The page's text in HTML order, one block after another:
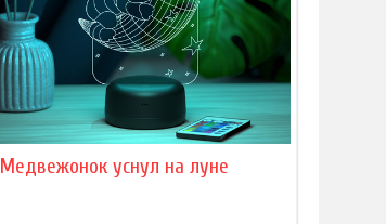
Медвежонок уснул на луне